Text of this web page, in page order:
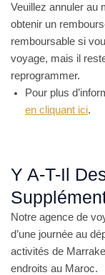
Veuillez annuler au
obtenir un
remboursable si
voyage, mais il
reprogrammer.
Pour plus
en cliquant ici.
Y A-T-Il
Notre agence de
d’une journée au
activités de
endroits au Maroc.